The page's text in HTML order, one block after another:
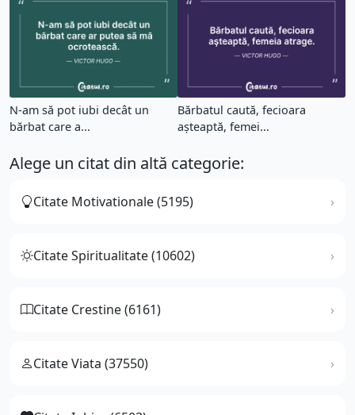
N-am să pot iubi decât un
bărbat care a...
Bărbatul caută, fecioara
aşteaptă, femei...
Alege un citat din altă categorie:
Citate Motivationale (5195)
Citate Spiritualitate (10602)
Citate Crestine (6161)
Citate Viata (37550)